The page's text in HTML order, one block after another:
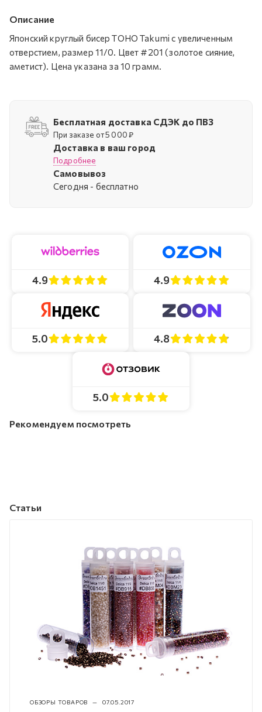
Описание
Японский круглый бисер TOHO Takumi с увеличенным
отверстием, размер 11/0. Цвет #201 (золотое сияние,
аметист). Цена указана за 10 грамм.
Бесплатная доставка СДЭК до ПВЗ
При заказе от 5 000 ₽
Доставка в ваш город
Подробнее
Самовывоз
Cегодня - бесплатно
4.9 4.9
5.0 4.8
5.0
Рекомендуем посмотреть
Статьи
ОБЗОРЫ ТОВАРОВ — 07.05.2017